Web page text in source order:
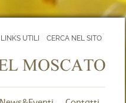
CERCA NEL SITO
LINKS UTILI